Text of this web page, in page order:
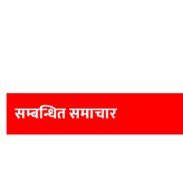
navigation
सम्बन्धित समाचार